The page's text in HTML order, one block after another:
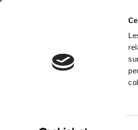
Information
You have a question ?
+32(0)800 12 512